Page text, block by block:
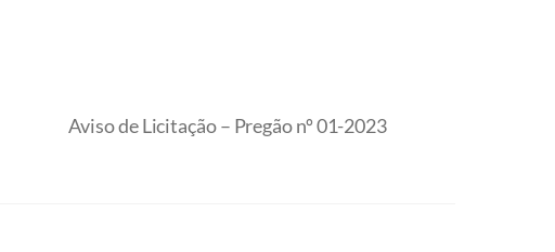
Aviso de Licitação – Pregão nº 01-2023